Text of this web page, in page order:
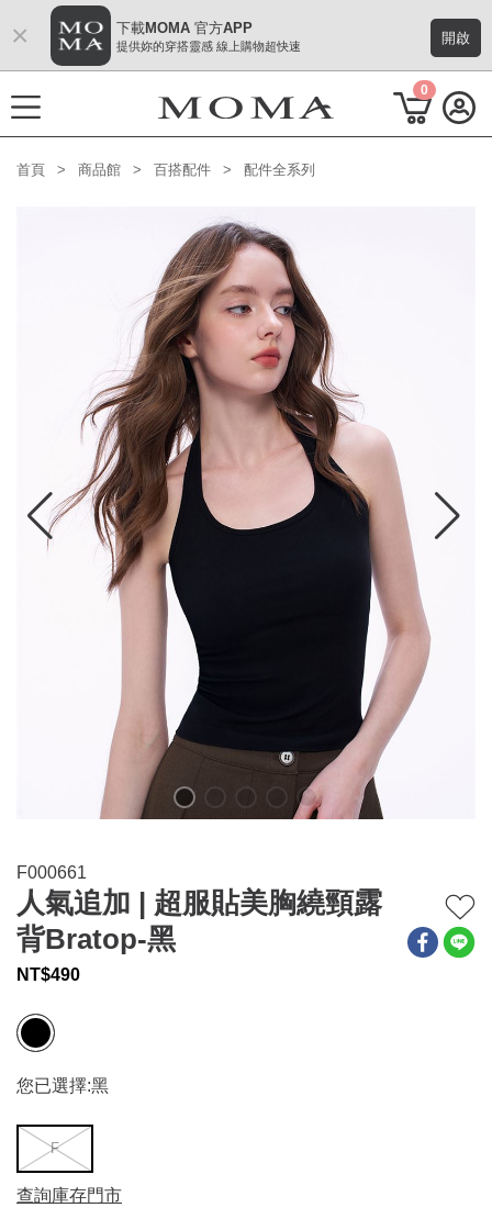
M Plus AW 形象 與時間共存
上身系列
下著系列
連身系列
百搭配件
穿搭美學
× 下載MOMA 官方APP
提供妳的穿搭靈感 線上購物超快速 開啟
0
首頁 商品館 百搭配件 配件全系列
F000661
人氣追加 | 超服貼美胸繞頸露
背Bratop-黑
NT$490
您已選擇:黑
F
查詢庫存門市